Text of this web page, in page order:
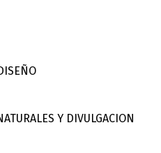
Y DIVULGACION